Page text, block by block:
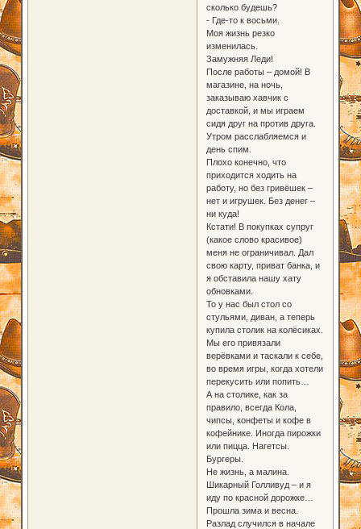
сколько будешь?
- Где-то к восьми.
Моя жизнь резко
изменилась.
Замужняя Леди!
После работы – домой! В
магазине, на ночь,
заказываю хавчик с
доставкой, и мы играем
сидя друг на против друга.
Утром расслабляемся и
день спим.
Плохо конечно, что
приходится ходить на
работу, но без гривёшек –
нет и игрушек. Без денег –
ни куда!
Кстати! В покупках супруг
(какое слово красивое)
меня не ограничивал. Дал
свою карту, приват банка, и
я обставила нашу хату
обновками.
То у нас был стол со
стульями, диван, а теперь
купила столик на колёсиках.
Мы его привязали
верёвками и таскали к себе,
во время игры, когда хотели
перекусить или попить…
А на столике, как за
правило, всегда Кола,
чипсы, конфеты и кофе в
кофейнике. Иногда пирожки
или пицца. Нагетсы.
Бургеры.
Не жизнь, а малина.
Шикарный Голливуд – и я
иду по красной дорожке…
Прошла зима и весна.
Разлад случился в начале